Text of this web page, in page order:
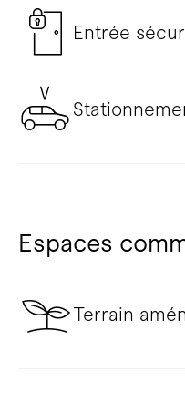
Entrée
Espaces
Terrain